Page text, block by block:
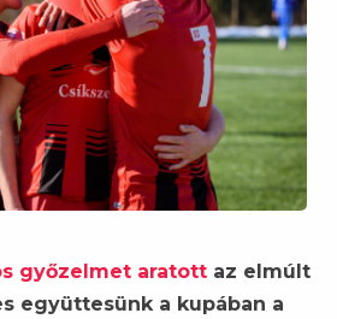
győzelmet aratott az elmúlt
együttesünk a kupában a